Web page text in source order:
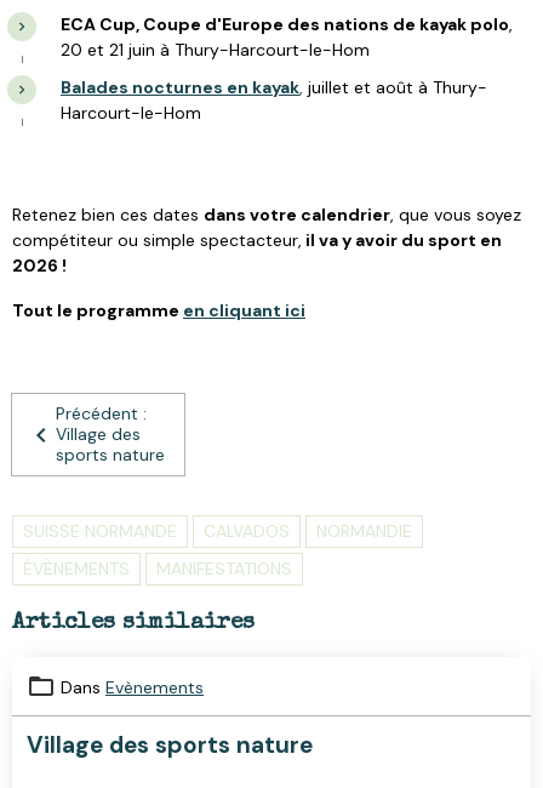
ECA Cup, Coupe d'Europe des nations de kayak polo,
20 et 21 juin à Thury-Harcourt-le-Hom
Balades nocturnes en kayak, juillet et août à Thury-
Harcourt-le-Hom
Retenez bien ces dates dans votre calendrier, que vous soyez
compétiteur ou simple spectacteur, il va y avoir du sport en
2026 !
Tout le programme en cliquant ici
Précédent :
Village des
sports nature
SUISSE NORMANDE CALVADOS
NORMANDIE
ÉVÈNEMENTS
MANIFESTATIONS
Articles similaires
Dans Evènements
Village des sports nature